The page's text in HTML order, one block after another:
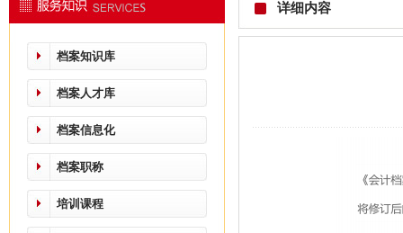
档案知识库
档案人才库
档案信息化
档案职称
培训课程
详细内容